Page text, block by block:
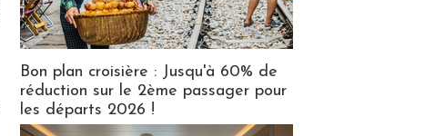
Bon plan croisière : Jusqu'à 60% de
réduction sur le 2ème passager pour
les départs 2026 !